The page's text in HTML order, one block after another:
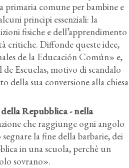
primaria comune per bambine e
principi essenziali: la
fisiche e dell’apprendimento
critiche. Diffonde queste idee,
de la Educación Común» e,
Escuelas, motivo di scandalo
della sua conversione alla chiesa
Repubblica - nella
che raggiunge ogni angolo
la fine della barbarie, dei
in una scuola, perchè un
sovrano».